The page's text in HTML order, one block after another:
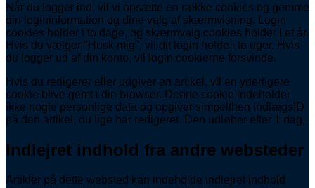
Når du logger ind, vil vi opsætte en række cookies og gemme
din logininformation og dine valg af skærmvisning. Login
cookies holder i to dage, og skærmvalg cookies holder i et år.
Hvis du vælger "Husk mig", vil dit login holde i to uger. Hvis
du logger ud af din konto, vil login cookierne forsvinde.
Hvis du redigerer eller udgiver en artikel, vil en yderligere
cookie blive gemt i din browser. Denne cookie indeholder
ikke nogle personlige data og opgiver simpelthen indlægsID
på den artikel, du lige har redigeret. Den udløber efter 1 dag.
Indlejret indhold fra andre websteder
Artikler på dette websted kan indeholde indlejret indhold